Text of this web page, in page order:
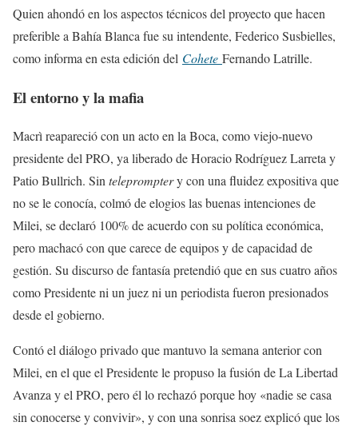
Quien ahondó en los aspectos técnicos del proyecto que hacen
preferible a Bahía Blanca fue su intendente, Federico Susbielles,
como informa en esta edición del Cohete Fernando Latrille.
El entorno y la mafia
Macrì reapareció con un acto en la Boca, como viejo-nuevo
presidente del PRO, ya liberado de Horacio Rodríguez Larreta y
Patio Bullrich. Sintelepromptery con una fluidez expositiva que
no se le conocía, colmó de elogios las buenas intenciones de
Milei, se declaró 100% de acuerdo con su política económica,
pero machacó con que carece de equipos y de capacidad de
gestión. Su discurso de fantasía pretendió que en sus cuatro años
como Presidente ni un juez ni un periodista fueron presionados
desde el gobierno.
Contó el diálogo privado que mantuvo la semana anterior con
Milei, en el que el Presidente le propuso la fusión de La Libertad
Avanza y el PRO, pero él lo rechazó porque hoy «nadie se casa
sin conocerse y convivir», y con una sonrisa soez explicó que los